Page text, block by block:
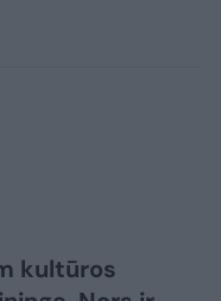
kultūros